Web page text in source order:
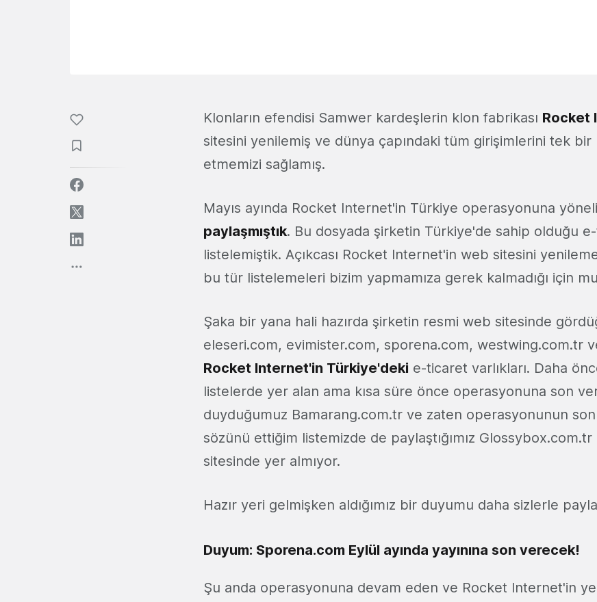
Klonların efendisi Samwer kardeşlerin klon fabrikası Rocket
sitesini yenilemiş ve dünya çapındaki tüm girişimlerini tek
etmemizi sağlamış.
Mayıs ayında Rocket Internet'in Türkiye operasyonuna
paylaşmıştık. Bu dosyada şirketin Türkiye'de sahip olduğu
listelemiştik. Açıkcası Rocket Internet'in web sitesini
bu tür listelemeleri bizim yapmamıza gerek kalmadığı için
Şaka bir yana hali hazırda şirketin resmi web sitesinde
eleseri.com, evimister.com, sporena.com, westwing.com.tr
Rocket Internet'in Türkiye'deki e-ticaret varlıkları. Daha
listelerde yer alan ama kısa süre önce operasyonuna son
duyduğumuz Bamarang.com.tr ve zaten operasyonunun
sözünü ettiğim listemizde de paylaştığımız
sitesinde yer almıyor.
Hazır yeri gelmişken aldığımız bir duyumu daha sizlerle
Duyum: Sporena.com Eylül ayında yayınına son verecek!
Şu anda operasyonuna devam eden ve Rocket Internet'in